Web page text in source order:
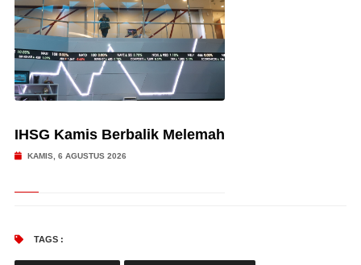
IHSG Kamis Berbalik Melemah
KAMIS, 6 AGUSTUS 2026
TAGS :